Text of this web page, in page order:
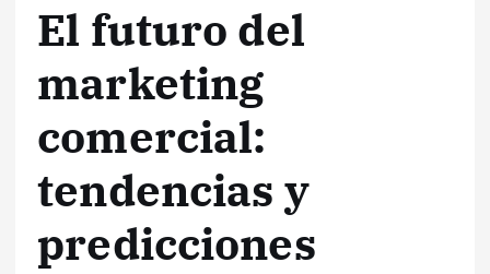
El futuro del
marketing
comercial:
tendencias y
predicciones